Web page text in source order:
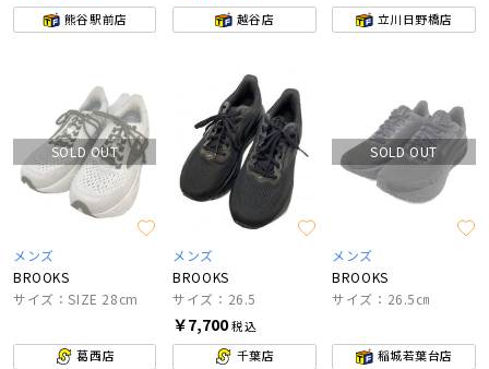
熊谷駅前店
越谷店
立川日野橋店
SOLD OUT
メンズ
BROOKS
サイズ：SIZE 28cm
葛西店
メンズ
BROOKS
サイズ：26.5
￥7,700税込
千葉店
SOLD OUT
メンズ
BROOKS
サイズ：26.5㎝
稲城若葉台店